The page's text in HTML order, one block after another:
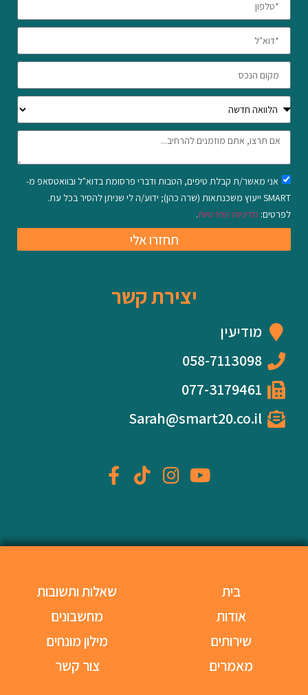
אני מאשר/ת קבלת טיפים, הטבות ודברי פרסומת בדוא"ל ובוואטסאפ מ-
SMART ייעוץ משכנתאות (שרה כהן); ידוע/ה לי שניתן להסיר בכל עת.
לפרטים: מדיניות הפרטיות.
תחזרו אלי
יצירת קשר
מודיעין
058-7113098
077-3179461
Sarah@smart20.co.il
בית
אודות
שירותים
מאמרים
שאלות ותשובות
מחשבונים
מילון מונחים
צור קשר